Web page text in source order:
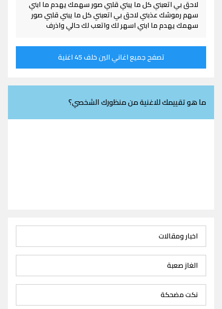
لاحق بي اتعبني كل ما يبني قلبي صور سهمك يهدم ما ابني
سهم رموشك عذبني لاحق بي اتعبني كل ما يبني قلبي صور
سهمك يهدم ما ابني اسهر لك واتعب لك حالي واذرف
تصفح جميع اغاني الين خلف 45 اغنية
ما هو تقييمك للاغنية من منظورك الشخصي؟
اخبار ومقالات
الغاز صعبة
نكت مضحكة